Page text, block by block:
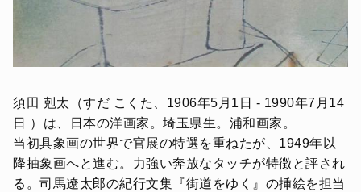
須田 剋太（すだ こくた、1906年5月1日 - 1990年7月14
日 ）は、日本の洋画家。埼玉県生。浦和画家。
当初具象画の世界で官展の特選を重ねたが、1949年以
降抽象画へと進む。力強い奔放なタッチが特徴と評され
る。司馬遼太郎の紀行文集『街道をゆく』の挿絵を担当